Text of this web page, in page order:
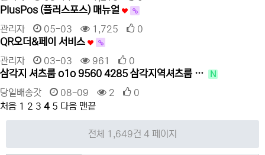
PlusPos (플러스포스) 매뉴얼
관리자 05-03 1,725 0
QR오더&페이 서비스
관리자 03-03 961 0
삼각지 셔츠룸 o1o 9560 4285 삼각지역셔츠룸 … N
당일배송갓 08-09 2
0
처음 1 2 3 4 5 다음 맨끝
전체 1,649건 4 페이지